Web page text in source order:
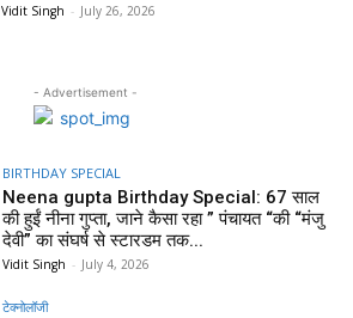
Vidit Singh - July 26, 2026
- Advertisement -
BIRTHDAY SPECIAL
Neena gupta Birthday Special: 67 साल
की हुईं नीना गुप्ता, जाने कैसा रहा ” पंचायत “की “मंजु
देवी” का संघर्ष से स्टारडम तक...
Vidit Singh - July 4, 2026
टेक्नोलॉजी